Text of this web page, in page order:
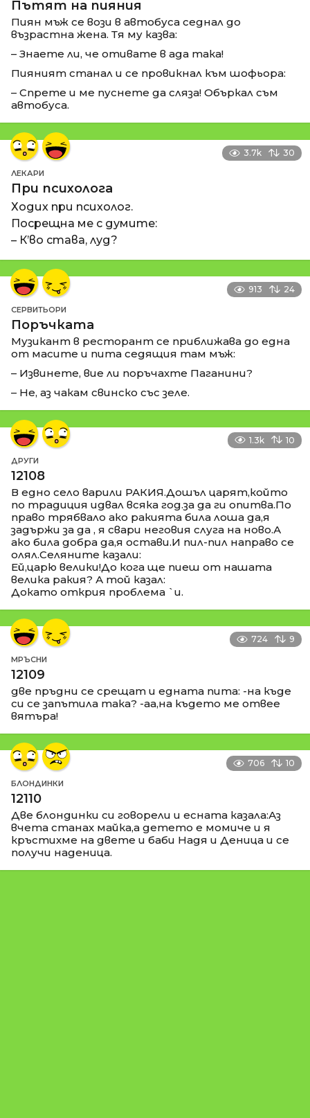
Пътят на пияния
Пиян мъж се вози в автобуса седнал до
възрастна жена. Тя му казва:
– Знаете ли, че отивате в ада така!
Пияният станал и се провикнал към шофьора:
– Спрете и ме пуснете да сляза! Объркал съм
автобуса.
3.7k 30
ЛЕКАРИ
При психолога
Ходих при психолог.
Посрещна ме с думите:
– К’во става, луд?
913 24
СЕРВИТЬОРИ
Поръчката
Музикант в ресторант се приближава до една
от масите и пита седящия там мъж:
– Извинете, вие ли поръчахте Паганини?
– Не, аз чакам свинско със зеле.
1.3k 10
ДРУГИ
12108
В едно село варили РАКИЯ.Дошъл царят,който
по традиция идвал всяка год.за да ги опитва.По
право трябвало ако ракията била лоша да,я
задържи за да , я свари неговия слуга на ново.А
ако била добра да,я остави.И пил-пил направо се
олял.Селяните казали:
Ей,царю велики!До кога ще пиеш от нашата
велика ракия? А той казал:
Докато открия проблема `и.
724 9
МРЪСНИ
12109
две пръдни се срещат и едната пита: -на къде
си се запътила така? -аа,на където ме отвее
вятъра!
706 10
БЛОНДИНКИ
12110
Две блондинки си говорели и есната казала:Аз
вчета станах майка,а детето е момиче и я
кръстихме на двете и баби Надя и Деница и се
получи наденица.